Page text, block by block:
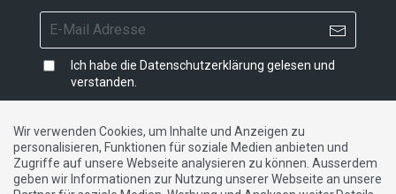
Ich habe die Datenschutzerklärung gelesen und
verstanden.
Impressum|Datenschutzerklärung|Kontakt
Wir verwenden Cookies, um Inhalte und Anzeigen zu
personalisieren, Funktionen für soziale Medien anbieten und
Zugriffe auf unsere Webseite analysieren zu können. Ausserdem
geben wir Informationen zur Nutzung unserer Webseite an unsere